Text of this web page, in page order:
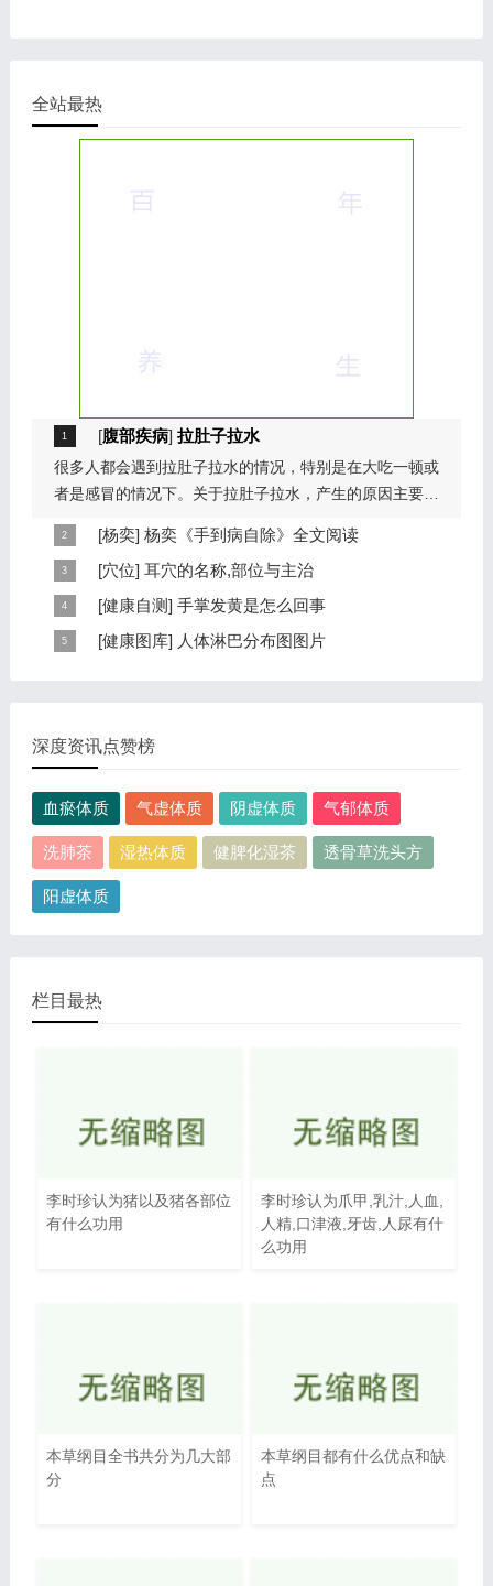
全站最热
[腹部疾病] 拉肚子拉水
很多人都会遇到拉肚子拉水的情况，特别是在大吃一顿或
者是感冒的情况下。关于拉肚子拉水，产生的原因主要是
因为饮食问题，或者是因为肠胃问题。本页包...
[杨奕] 杨奕《手到病自除》全文阅读
本页提供杨奕手到病自除全文阅读。包括完整目录、共计
6大章，66个小节的详细内容。涉及到全身的各个反射
区，以及自然疗法、反射区疗法、食疗等。另外...
[穴位] 耳穴的名称,部位与主治
耳穴在耳郭的分布有一定规律，耳穴在耳郭的分布犹如一
个倒置在子宫内的胎儿，头部朝下，臀部朝上。其分布的
规律是，与面颊相应的穴位在耳垂；与上肢相...
[健康自测] 手掌发黄是怎么回事
手掌发黄，一般是血管内血液不充盈或是皮肤营养不良的
[健康图库] 人体淋巴分布图图片
深度资讯点赞榜
血瘀体质 气虚体质 阴虚体质 气郁体质
洗肺茶 湿热体质 健脾化湿茶 透骨草洗头方
阳虚体质
栏目最热
李时珍认为猪以及猪各部位
有什么功用
李时珍认为爪甲,乳汁,人血,
人精,口津液,牙齿,人尿有什
么功用
本草纲目全书共分为几大部
分
本草纲目都有什么优点和缺
点